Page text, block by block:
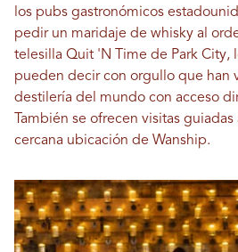
los pubs gastronómicos
pedir un maridaje de whisky al
telesilla Quit 'N Time de Park City,
pueden decir con orgullo que han
destilería del mundo con acceso
También se ofrecen visitas
cercana ubicación de Wanship.